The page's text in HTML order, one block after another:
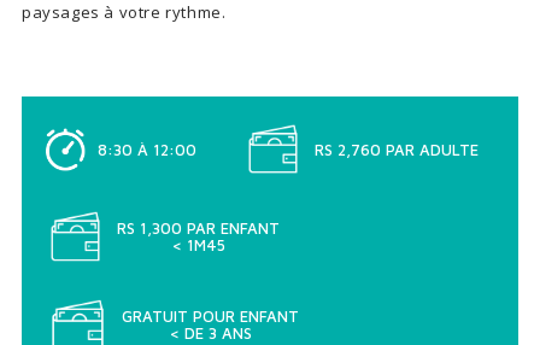
paysages à votre rythme.
8:30 À 12:00 RS 2,760 PAR ADULTE
RS 1,300 PAR ENFANT
< 1M45
GRATUIT POUR ENFANT
< DE 3 ANS